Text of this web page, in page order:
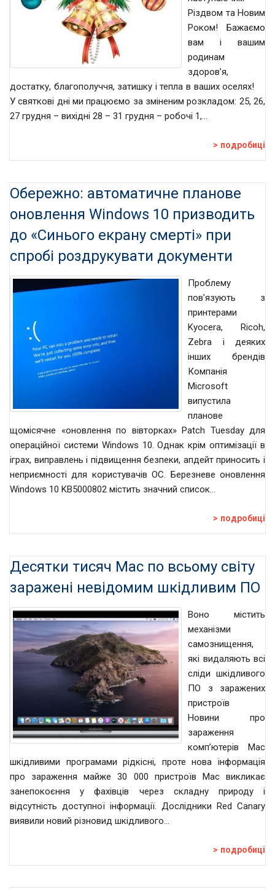
Різдвом та Новим
Роком! Бажаємо
вам і вашим
родинам
здоров’я,
достатку, благополуччя, затишку і тепла в ваших оселях!
У святкові дні ми працюємо за зміненим розкладом: 25, 26,
27 грудня – вихідні 28 – 31 грудня – робочі 1,…
подробиці
Обережно: автоматичне планове
оновлення Windows 10 призводить
до «Синього екрану смерті» при
спробі роздрукувати документи
Проблему
пов’язують з
принтерами
Kyocera, Ricoh,
Zebra і деяких
інших брендів
Компанія
Microsoft
випустила
планове
щомісячне «оновлення по вівторках» Patch Tuesday для
операційної системи Windows 10. Однак крім оптимізації в
іграх, виправлень і підвищення безпеки, апдейт приносить і
неприємності для користувачів ОС. Березневе оновлення
Windows 10 KB5000802 містить значний список…
подробиці
Десятки тисяч Mac по всьому світу
заражені невідомим шкідливим ПО
Воно містить
механізми
самознищення,
які видаляють всі
сліди шкідливого
ПО з заражених
пристроїв
Новини про
зараження
комп’ютерів Mac
шкідливими програмами рідкісні, проте нова інформація
про зараження майже 30 000 пристроїв Mac викликає
занепокоєння у фахівців через складну природу і
відсутність доступної інформації. Дослідники Red Canary
виявили новий різновид шкідливого…
подробиці